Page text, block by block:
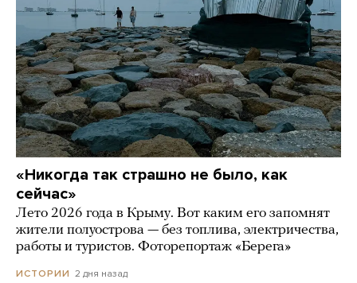
«Никогда так страшно не было, как
сейчас»
Лето 2026 года в Крыму. Вот каким его запомнят
жители полуострова — без топлива, электричества,
работы и туристов. Фоторепортаж «Берега»
ИСТОРИИ 2 дня назад